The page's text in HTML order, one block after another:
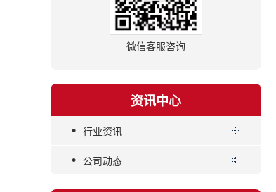
微信客服咨询
资讯中心
• 行业资讯
• 公司动态